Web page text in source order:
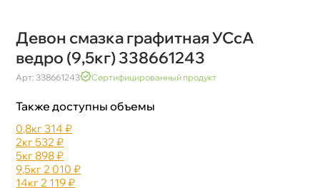
Девон смазка графитная УСсА
едро (9,5кг) 338661243
Арт: 338661243 Сертифицированный продукт
Также доступны объемы
0,8к314 ₽
2к532 ₽
5к898 ₽
9,5к 2 010 ₽
14к 2 119 ₽